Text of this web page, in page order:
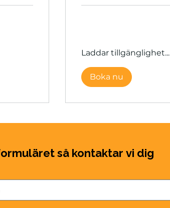
Laddar tillgänglighet...
Boka nu
så kontaktar vi dig